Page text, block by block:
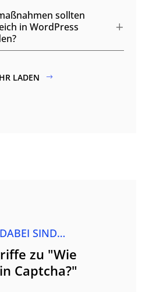
sollten
in WordPress
LADEN
SIND…
zu "Wie
Captcha?"